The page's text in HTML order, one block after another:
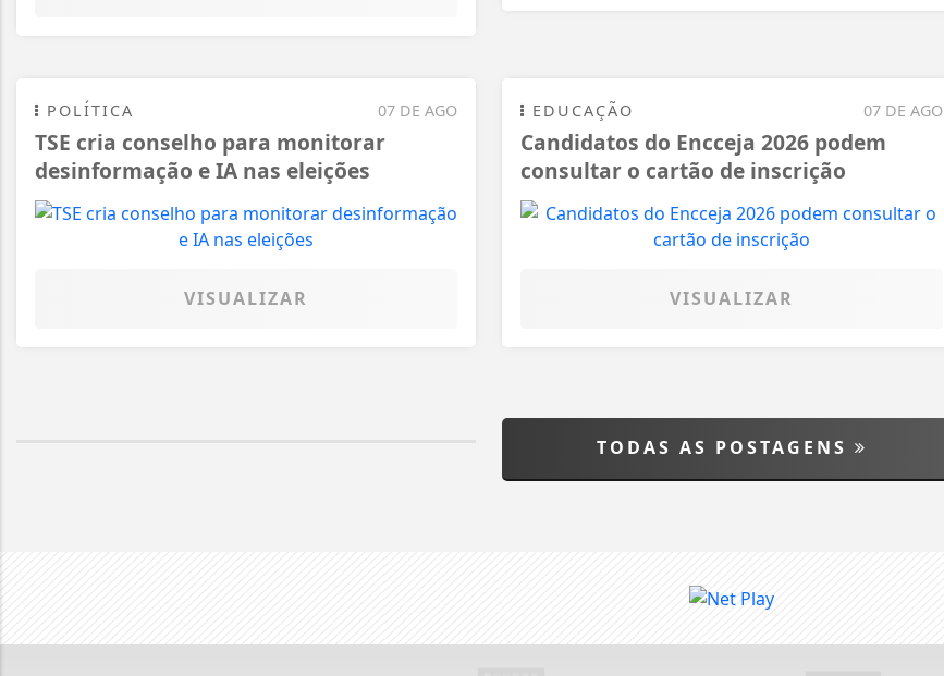
07 DE AGO
POLÍTICA
TSE cria conselho para monitorar
desinformação e IA nas eleições
VISUALIZAR
07 DE AGO
EDUCAÇÃO
Candidatos do Encceja 2026 podem
consultar o cartão de inscrição
VISUALIZAR
TODAS AS POSTAGENS